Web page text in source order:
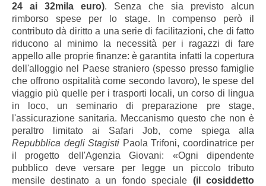
24 ai 32mila euro). Senza che sia previsto alcun
rimborso spese per lo stage. In compenso però il
contributo dà diritto a una serie di facilitazioni, che di fatto
riducono al minimo la necessità per i ragazzi di fare
appello alle proprie finanze: è garantita infatti la copertura
dell'alloggio nel Paese straniero (spesso presso famiglie
che offrono ospitalità come secondo lavoro), le spese del
viaggio più quelle per i trasporti locali, un corso di lingua
in loco, un seminario di preparazione pre stage,
l'assicurazione sanitaria. Meccanismo questo che non è
peraltro limitato ai Safari Job, come spiega alla
Repubblica degli Stagisti Paola Trifoni, coordinatrice per
il progetto dell'Agenzia Giovani: «Ogni dipendente
pubblico deve versare per legge un piccolo tributo
mensile destinato a un fondo speciale (il cosiddetto